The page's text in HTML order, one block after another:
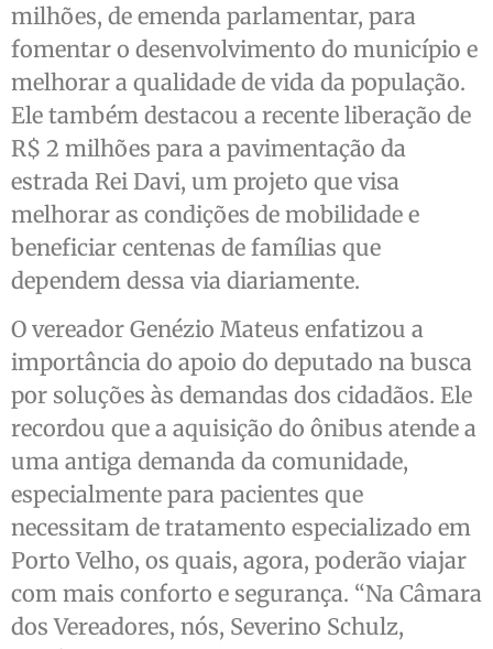
milhões, de emenda parlamentar, para
fomentar o desenvolvimento do município e
melhorar a qualidade de vida da população.
Ele também destacou a recente liberação de
R$ 2 milhões para a pavimentação da
estrada Rei Davi, um projeto que visa
melhorar as condições de mobilidade e
beneficiar centenas de famílias que
dependem dessa via diariamente.
O vereador Genézio Mateus enfatizou a
importância do apoio do deputado na busca
por soluções às demandas dos cidadãos. Ele
recordou que a aquisição do ônibus atende a
uma antiga demanda da comunidade,
especialmente para pacientes que
necessitam de tratamento especializado em
Porto Velho, os quais, agora, poderão viajar
com mais conforto e segurança. “Na Câmara
dos Vereadores, nós, Severino Schulz,